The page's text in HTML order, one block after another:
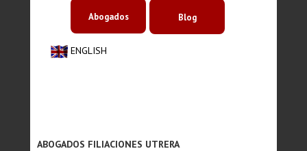
ENGLISH
Abogados Blog
ABOGADOS FILIACIONES UTRERA